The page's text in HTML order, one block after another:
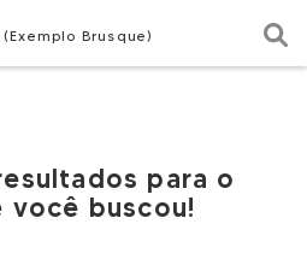
Brusque)
para o
você buscou!